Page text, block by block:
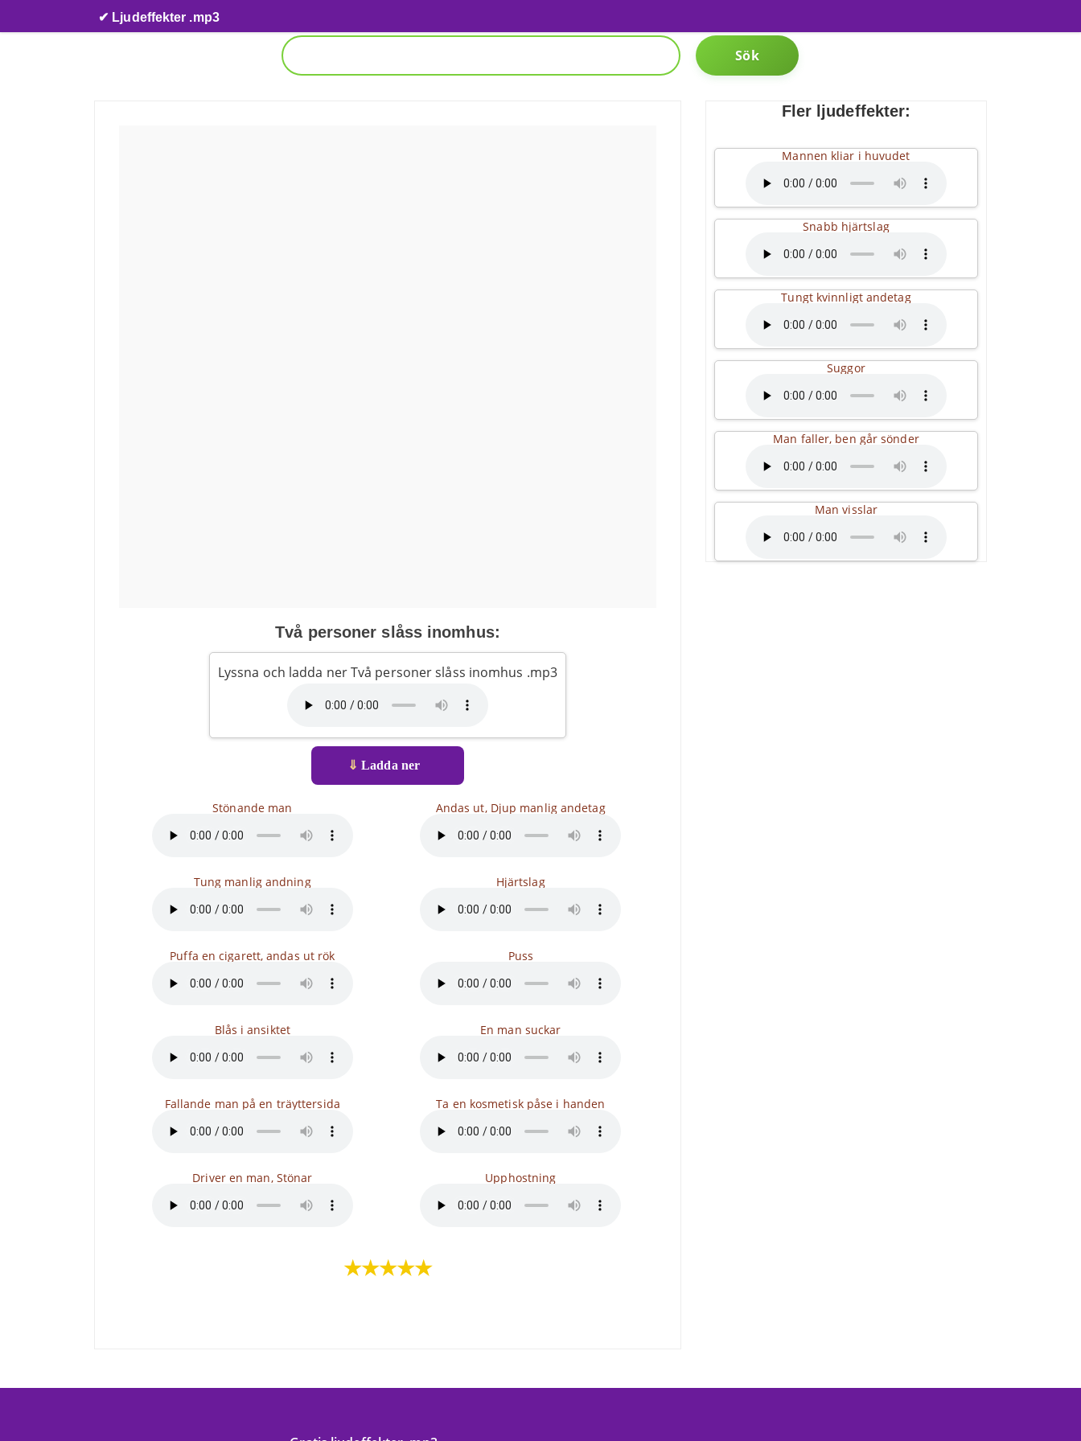
✔ Ljudeffekter .mp3
Sök
Två personer slåss inomhus:
Lyssna och ladda ner Två personer slåss inomhus .mp3
⇓ Ladda ner
Stönande man
Tung manlig andning
Puffa en cigarett, andas ut rök
Blås i ansiktet
Fallande man på en träyttersida
Driver en man, Stönar
Andas ut, Djup manlig andetag
Hjärtslag
Puss
En man suckar
Ta en kosmetisk påse i handen
Upphostning
★★★★★
Fler ljudeffekter:
Mannen kliar i huvudet
Snabb hjärtslag
Tungt kvinnligt andetag
Suggor
Man faller, ben går sönder
Man visslar